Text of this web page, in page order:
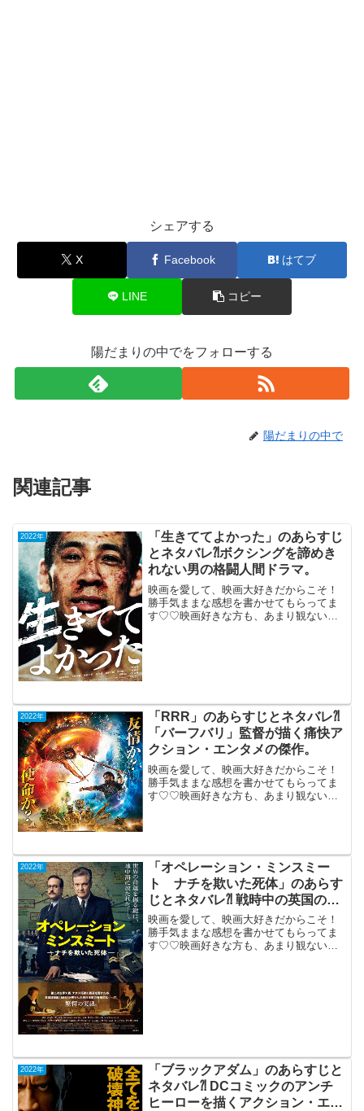
シェアする
X Facebook はてブ
LINE コピー
陽だまりの中でをフォローする
陽だまりの中で
関連記事
2022年
「生きててよかった」のあらすじ
とネタバレ⁈ボクシングを諦めき
れない男の格闘人間ドラマ。
映画を愛して、映画大好きだからこそ！
勝手気ままな感想を書かせてもらってま
す♡♡映画好きな方も、あまり観ない方
2022年
「RRR」のあらすじとネタバレ⁈
「バーフバリ」監督が描く痛快ア
クション・エンタメの傑作。
映画を愛して、映画大好きだからこそ！
勝手気ままな感想を書かせてもらってま
す♡♡映画好きな方も、あまり観ない方
2022年
「オペレーション・ミンスミー
ト ナチを欺いた死体」のあらす
じとネタバレ⁈ 戦時中の英国の作
戦を描くサスペンス。
映画を愛して、映画大好きだからこそ！
勝手気ままな感想を書かせてもらってま
す♡♡映画好きな方も、あまり観ない方
2022年
「ブラックアダム」のあらすじと
ネタバレ⁈ DCコミックのアンチ
ヒーローを描くアクション・エン